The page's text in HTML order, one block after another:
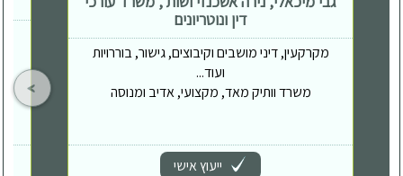
דין ונוטריונים
מקרקעין, דיני מושבים וקיבוצים, גישור, בוררויות
ועוד...
משרד וותיק מאד, מקצועי, אדיב ומנוסה
ייעוץ אישי